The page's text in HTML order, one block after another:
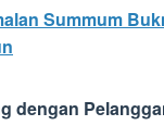
Summum
dengan